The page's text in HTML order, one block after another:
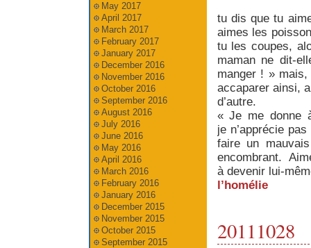
tu dis que tu
aimes les
tu les coupes,
maman ne
manger ! »
accaparer ainsi,
d’autre.
« Je me donne
je n’apprécie
faire un
encombrant.
à devenir
l’homélie
20111028
May 2017
April 2017
March 2017
February 2017
January 2017
December 2016
November 2016
October 2016
September 2016
August 2016
July 2016
June 2016
May 2016
April 2016
March 2016
February 2016
January 2016
December 2015
November 2015
October 2015
September 2015